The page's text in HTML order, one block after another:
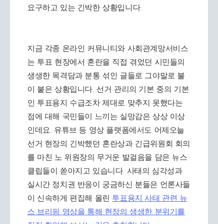
요구하고 있는 긴박한 상황입니다.
지금 각종 온라인 커뮤니티와 사회관계망서비스
는 투표 현장에서 혼란을 직접 겪었던 시민들의
생생한 목격담과 분통 섞인 글들로 그야말로 불
이 붙은 상황입니다. 선거 관리의 기본 중의 기본
인 투표용지 수급조차 제대로 맞추지 못했다는
점에 대해 국민들이 느끼는 실망감은 상상 이상
인데요. 유튜브 등 영상 플랫폼에서도 어제오늘
선거 현장의 긴박했던 혼란상과 긴급위원회 회의
를 마친 노 위원장의 무거운 발걸음을 담은 뉴스
클립들이 쏟아지고 있습니다. 사태의 심각성과
실시간 정치권 반응이 궁금하신 분들은 언론사들
이 신속하게 편집해 올린 투표용지 사태 관련 뉴
스 브리핑 영상을 통해 현장의 생생한 분위기를